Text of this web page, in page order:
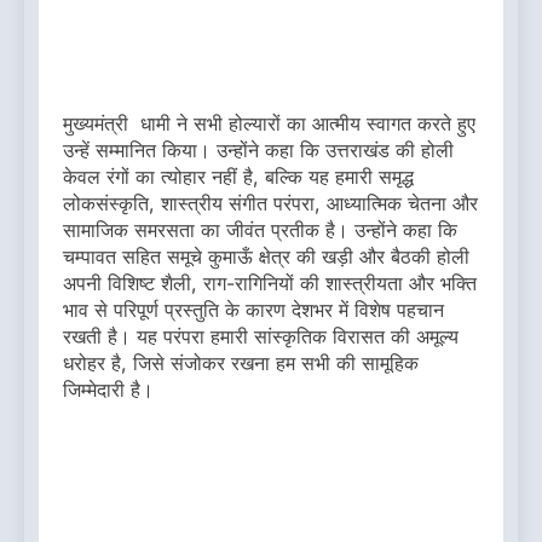
मुख्यमंत्री धामी ने सभी होल्यारों का आत्मीय स्वागत करते हुए
उन्हें सम्मानित किया। उन्होंने कहा कि उत्तराखंड की होली
केवल रंगों का त्योहार नहीं है, बल्कि यह हमारी समृद्ध
लोकसंस्कृति, शास्त्रीय संगीत परंपरा, आध्यात्मिक चेतना और
सामाजिक समरसता का जीवंत प्रतीक है। उन्होंने कहा कि
चम्पावत सहित समूचे कुमाऊँ क्षेत्र की खड़ी और बैठकी होली
अपनी विशिष्ट शैली, राग-रागिनियों की शास्त्रीयता और भक्ति
भाव से परिपूर्ण प्रस्तुति के कारण देशभर में विशेष पहचान
रखती है। यह परंपरा हमारी सांस्कृतिक विरासत की अमूल्य
धरोहर है, जिसे संजोकर रखना हम सभी की सामूहिक
जिम्मेदारी है।